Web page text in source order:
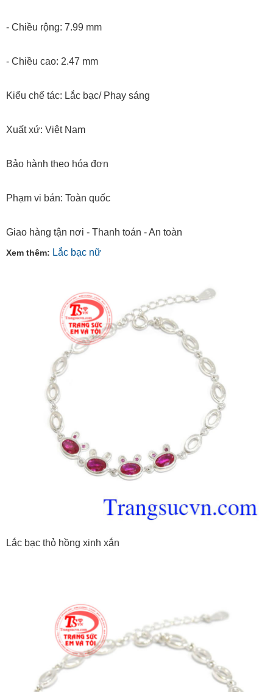
- Chiều rộng: 7.99 mm
- Chiều cao: 2.47 mm
Kiểu chế tác: Lắc bạc/ Phay sáng
Xuất xứ: Việt Nam
Bảo hành theo hóa đơn
Phạm vi bán: Toàn quốc
Giao hàng tận nơi - Thanh toán - An toàn
Xem thêm: Lắc bạc nữ
Lắc bạc thỏ hồng xinh xắn